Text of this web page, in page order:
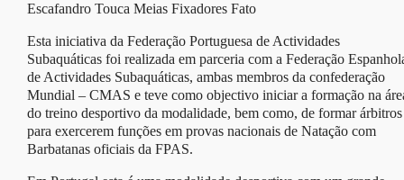
Escafandro Touca Meias Fixadores Fato
Esta iniciativa da Federação Portuguesa de Actividades
Subaquáticas foi realizada em parceria com a Federação
de Actividades Subaquáticas, ambas membros da confederação
Mundial – CMAS e teve como objectivo iniciar a formação na
do treino desportivo da modalidade, bem como, de formar árbitros
para exercerem funções em provas nacionais de Natação com
Barbatanas oficiais da FPAS.